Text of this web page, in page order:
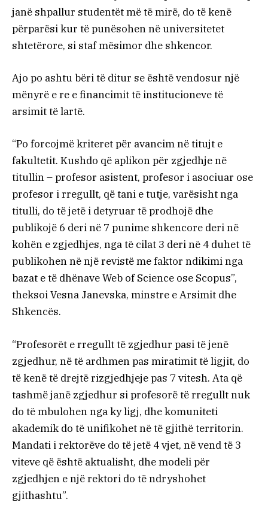
janë shpallur studentët më të mirë, do të kenë
përparësi kur të punësohen në universitetet
shtetërore, si staf mësimor dhe shkencor.
Ajo po ashtu bëri të ditur se është vendosur një
mënyrë e re e financimit të institucioneve të
arsimit të lartë.
“Po forcojmë kriteret për avancim në titujt e
fakultetit. Kushdo që aplikon për zgjedhje në
titullin – profesor asistent, profesor i asociuar ose
profesor i rregullt, që tani e tutje, varësisht nga
titulli, do të jetë i detyruar të prodhojë dhe
publikojë 6 deri në 7 punime shkencore deri në
kohën e zgjedhjes, nga të cilat 3 deri në 4 duhet të
publikohen në një revistë me faktor ndikimi nga
bazat e të dhënave Web of Science ose Scopus”,
theksoi Vesna Janevska, minstre e Arsimit dhe
Shkencës.
“Profesorët e rregullt të zgjedhur pasi të jenë
zgjedhur, në të ardhmen pas miratimit të ligjit, do
të kenë të drejtë rizgjedhjeje pas 7 vitesh. Ata që
tashmë janë zgjedhur si profesorë të rregullt nuk
do të mbulohen nga ky ligj, dhe komuniteti
akademik do të unifikohet në të gjithë territorin.
Mandati i rektorëve do të jetë 4 vjet, në vend të 3
viteve që është aktualisht, dhe modeli për
zgjedhjen e një rektori do të ndryshohet
gjithashtu”.